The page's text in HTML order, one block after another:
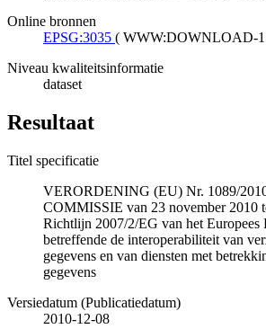
Online bronnen
EPSG:3035 ( WWW:DOWNLOAD-
Niveau kwaliteitsinformatie
dataset
Resultaat
Titel specificatie
VERORDENING (EU) Nr. 1089/
COMMISSIE van 23 november 2010
Richtlijn 2007/2/EG van het Europees
betreffende de interoperabiliteit van
gegevens en van diensten met
gegevens
Versiedatum (Publicatiedatum)
2010-12-08